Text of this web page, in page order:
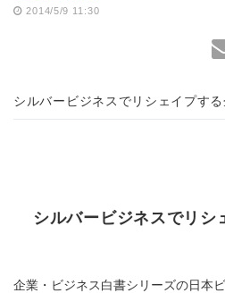
2014/5/9 11:30
シルバービジネスでリシェイプす
シルバービジネスでリシ
企業・ビジネス白書シリーズの日本